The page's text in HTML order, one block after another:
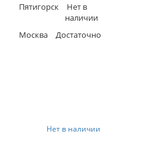
Пятигорск
Нет в
наличии
Москва
Достаточно
Нет в наличии